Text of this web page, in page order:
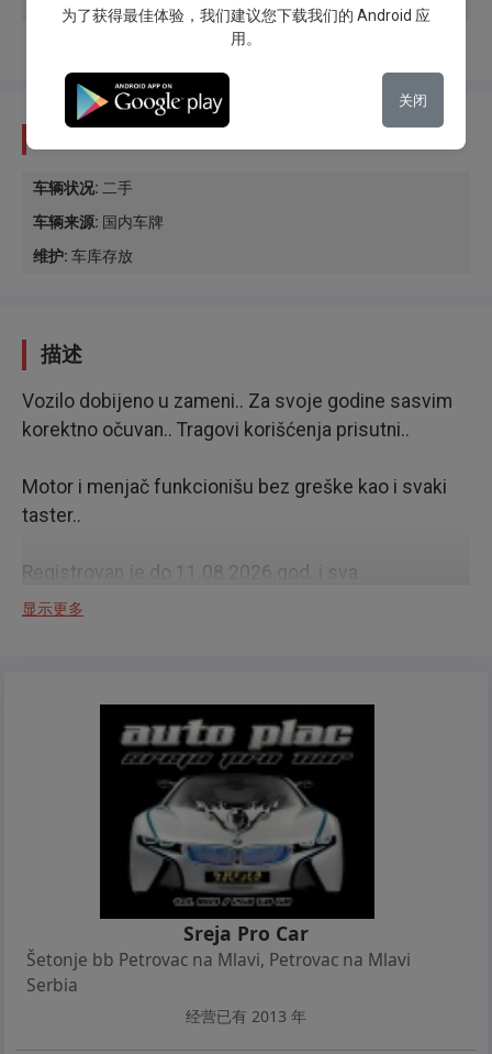
车辆状况: 二手
车辆来源: 国内车牌
维护: 车库存放
描述
Vozilo dobijeno u zameni.. Za svoje godine sasvim
korektno očuvan.. Tragovi korišćenja prisutni..
Motor i menjač funkcionišu bez greške kao i svaki
taster..
Registrovan je do 11.08.2026.god. i sva
dokumentacija se vodi na mene, tako da odmah sa
Veoma zahvalan mali gradski automobil, poznat po
svojoj maloj potrošnji, takođe i po komforu.. Stvoren
kako za kraće relacije tako i duža putovanja..
Pokreće ga 1.3 Mjet motor od 84 konjskih snaga,
koji je trenutno jedan od najboljih i najizdržljivijih
motora na celom svetu... Jako mali potrošač i jeftina
cena registracije..
Od opreme poseduje: Klimu, City Servo, Centralnu
显示更多
Sreja Pro Car
Šetonje bb Petrovac na Mlavi, Petrovac na Mlavi
Serbia
经营已有 2013 年
为了获得最佳体验，我们建议您下载我们的 Android 应
用。
关闭